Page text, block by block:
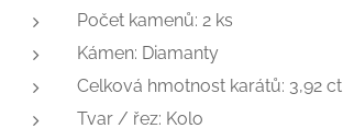
Počet kamenů: 2 ks
Kámen: Diamanty
Celková hmotnost karátů: 3,92 ct
Tvar / řez: Kolo